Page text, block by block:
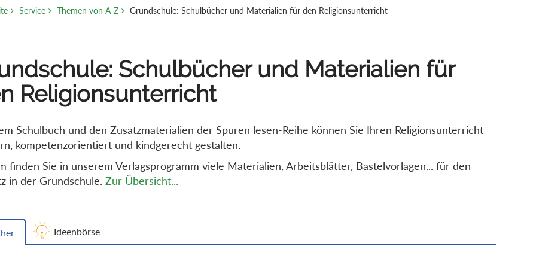
Service Themen von A-Z Grundschule: Schulbücher und Materialien für den Religionsunterricht
Schulbücher und Materialien für
Religionsunterricht
Schulbuch und den Zusatzmaterialien der Spuren lesen-Reihe können Sie Ihren Religionsunterricht
kompetenzorientiert und kindgerecht gestalten.
finden Sie in unserem Verlagsprogramm viele Materialien, Arbeitsblätter, Bastelvorlagen... für den
in der Grundschule.Zur Übersicht...
Ideenbörse